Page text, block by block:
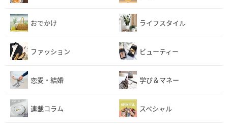
おでかけ ライフスタイル
ファッション ビューティー
恋愛・結婚 学び＆マネー
連載コラム スペシャル